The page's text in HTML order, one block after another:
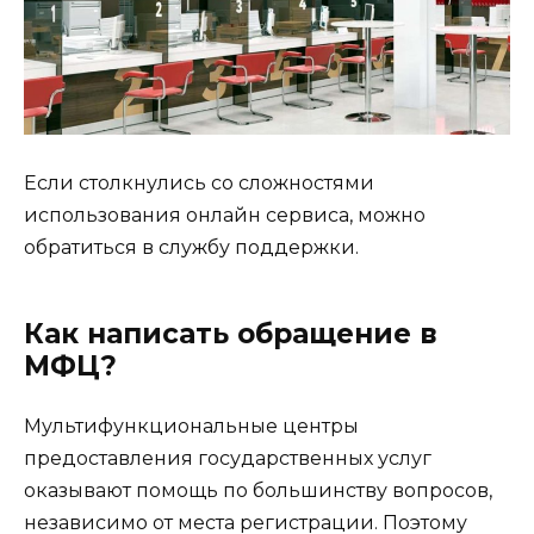
Если столкнулись со сложностями
использования онлайн сервиса, можно
обратиться в службу поддержки.
Как написать обращение в
МФЦ?
Мультифункциональные центры
предоставления государственных услуг
оказывают помощь по большинству вопросов,
независимо от места регистрации. Поэтому